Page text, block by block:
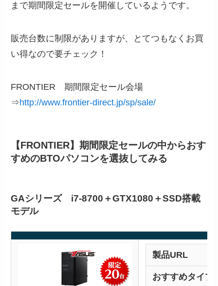
まで期間限定セールを開催しているようです。
販売台数に制限がありますが、とてつもなくお買
い得なので要チェック！
FRONTIER 期間限定セール会場
⇒http://www.frontier-direct.jp/sp/sale/
【FRONTIER】期間限定セールの中からおす
すめのBTOパソコンを選抜してみる
GAシリーズ i7-8700＋GTX1080＋SSD搭載
モデル
製品URL
おすすめタイプ